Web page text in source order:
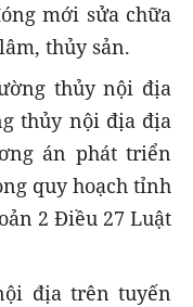
mới sửa chữa
thủy sản.
thủy nội địa
thủy nội địa địa
án phát triển
quy hoạch tỉnh
2 Điều 27 Luật
địa trên tuyến